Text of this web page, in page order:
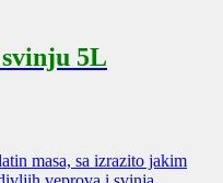
5L
masa, sa izrazito jakim